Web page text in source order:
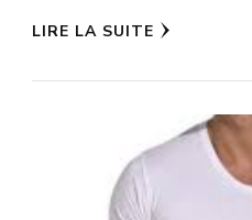
LIRE LA SUITE